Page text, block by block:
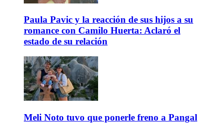
Paula Pavic y la reacción de sus hijos a su
romance con Camilo Huerta: Aclaró el
estado de su relación
Meli Noto tuvo que ponerle freno a Pangal